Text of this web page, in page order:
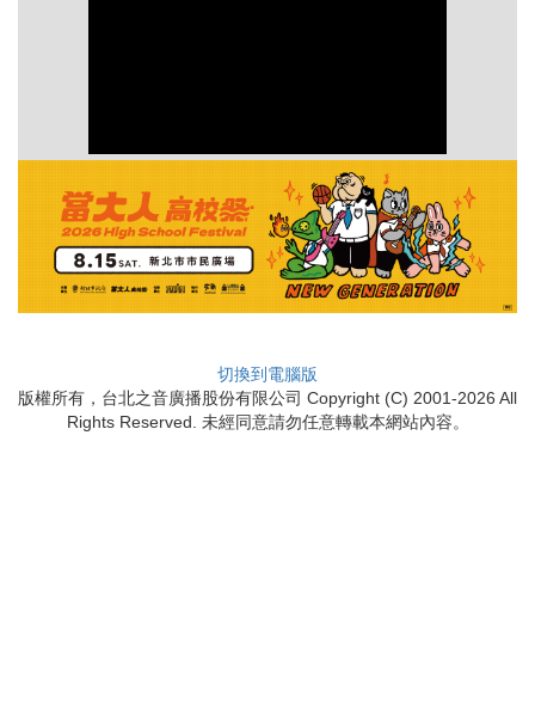
切換到電腦版
版權所有，台北之音廣播股份有限公司 Copyright (C) 2001-2026 All
Rights Reserved. 未經同意請勿任意轉載本網站內容。